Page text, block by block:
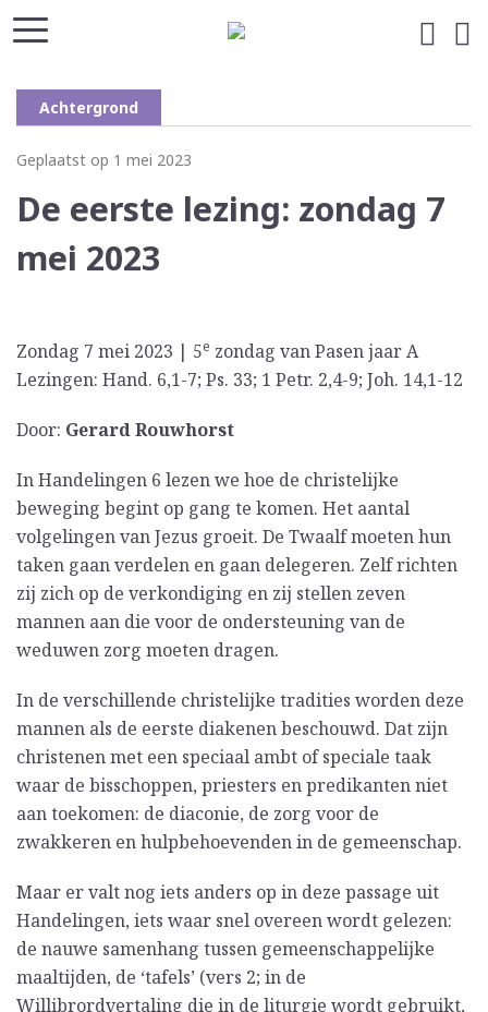
Achtergrond
Geplaatst op 1 mei 2023
De eerste lezing: zondag 7
mei 2023
Zondag 7 mei 2023 | 5e zondag van Pasen jaar A
Lezingen: Hand. 6,1-7; Ps. 33; 1 Petr. 2,4-9; Joh. 14,1-12
Door: Gerard Rouwhorst
In Handelingen 6 lezen we hoe de christelijke
beweging begint op gang te komen. Het aantal
volgelingen van Jezus groeit. De Twaalf moeten hun
taken gaan verdelen en gaan delegeren. Zelf richten
zij zich op de verkondiging en zij stellen zeven
mannen aan die voor de ondersteuning van de
weduwen zorg moeten dragen.
In de verschillende christelijke tradities worden deze
mannen als de eerste diakenen beschouwd. Dat zijn
christenen met een speciaal ambt of speciale taak
waar de bisschoppen, priesters en predikanten niet
aan toekomen: de diaconie, de zorg voor de
zwakkeren en hulpbehoevenden in de gemeenschap.
Maar er valt nog iets anders op in deze passage uit
Handelingen, iets waar snel overeen wordt gelezen:
de nauwe samenhang tussen gemeenschappelijke
maaltijden, de ‘tafels’ (vers 2; in de
Willibrordvertaling die in de liturgie wordt gebruikt,